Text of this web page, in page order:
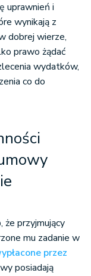
uprawnień i
wynikają z
dobrej wierze,
prawo żądać
wydatków,
co do
przyjmujący
mu zadanie w
przez
posiadają